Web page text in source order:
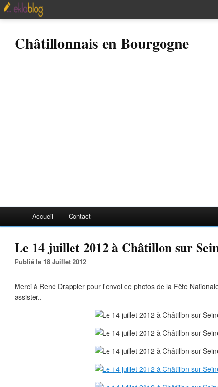
Châtillonnais en Bourgogne
Accueil Contact
Le 14 juillet 2012 à Châtillon sur
Publié le 18 Juillet 2012
Merci à René Drappier pour l'envoi de photos de la Fête
assister..